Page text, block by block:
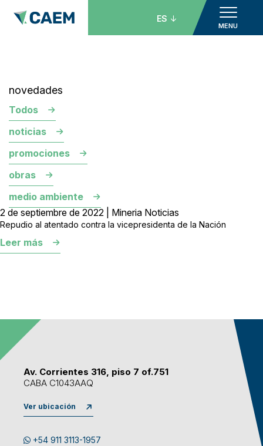
MENU
ES
novedades
Todos
noticias
promociones
obras
medio ambiente
2 de septiembre de 2022 | Mineria Noticias
Repudio al atentado contra la vicepresidenta de la Nación
Leer más
Av. Corrientes 316, piso 7 of.751
CABA C1043AAQ
Ver ubicación
+54 911 3113-1957